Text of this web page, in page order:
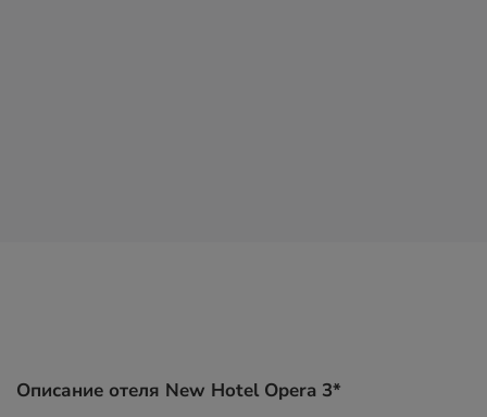
Описание отеля New Hotel Opera 3*